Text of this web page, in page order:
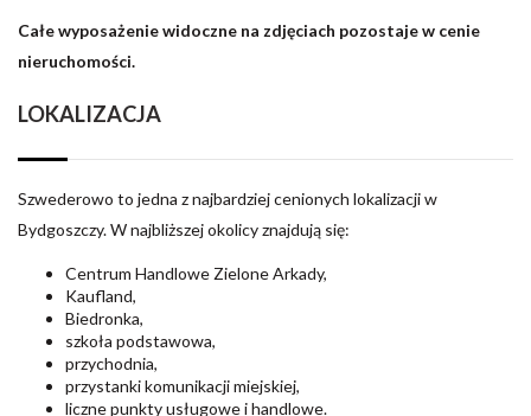
Całe wyposażenie widoczne na zdjęciach pozostaje w cenie
nieruchomości.
LOKALIZACJA
Szwederowo to jedna z najbardziej cenionych lokalizacji w
Bydgoszczy. W najbliższej okolicy znajdują się:
Centrum Handlowe Zielone Arkady,
Kaufland,
Biedronka,
szkoła podstawowa,
przychodnia,
przystanki komunikacji miejskiej,
liczne punkty usługowe i handlowe.